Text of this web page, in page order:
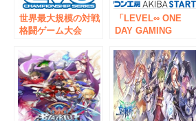
世界最大規模の対戦
格闘ゲーム大会
2018」 2018年1月26
日(金)～28日(日)開
催予定 EVO
Japan 2018に先駆
けた新大会 オープ
ントーナメント「賽
「LEVEL∞ ONE
DAY GAMING
ン工房が秋葉原で開
催 8月11・12・13日
の3連休は、格闘ゲ
ームトーナメントで
熱くなれ！